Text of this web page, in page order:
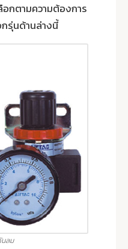
กตามความต้องการ
กรุ่นด้านล่างนี้
ลม